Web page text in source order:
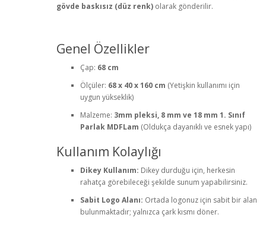
gövde baskısız (düz renk) olarak gönderilir.
Genel Özellikler
Çap: 68 cm
Ölçüler: 68 x 40 x 160 cm (Yetişkin kullanımı için
uygun yükseklik)
Malzeme: 3mm pleksi, 8 mm ve 18 mm 1. Sınıf
Parlak MDFLam (Oldukça dayanıklı ve esnek yapı)
Kullanım Kolaylığı
Dikey Kullanım: Dikey durduğu için, herkesin
rahatça görebileceği şekilde sunum yapabilirsiniz.
Sabit Logo Alanı: Ortada logonuz için sabit bir alan
bulunmaktadır; yalnızca çark kısmı döner.